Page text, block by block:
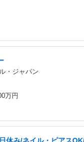
・ジャパン
万円